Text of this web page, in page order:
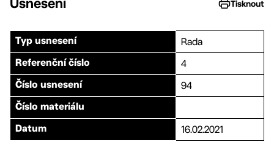
Tisknout
Typ usnesení Rada
Referenční číslo 4
Číslo usnesení 94
Číslo materiálu
Datum 16.02.2021